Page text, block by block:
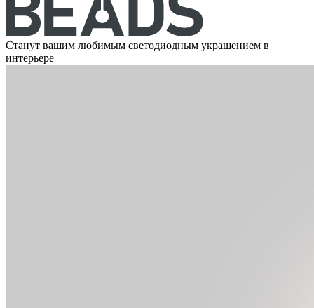
Станут вашим любимым светодиодным украшением в
интерьере